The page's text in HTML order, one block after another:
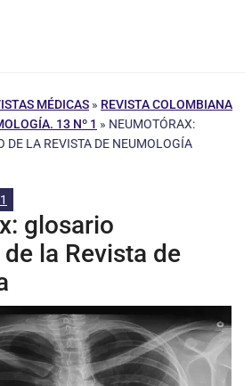
MÉDICAS » REVISTA COLOMBIANA
13 Nº 1 » NEUMOTÓRAX:
DE LA REVISTA DE NEUMOLOGÍA
glosario
la Revista de